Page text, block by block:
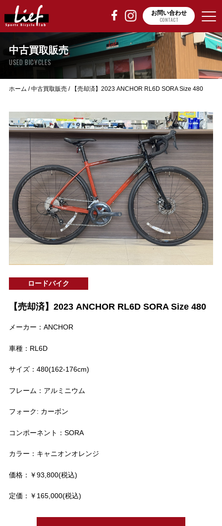
お問い合わせ
CONTACT
中古買取販売
USED BICYCLES
ホーム /中古買取販売/ 【売却済】2023 ANCHOR RL6D SORA Size 480
ロードバイク
【売却済】2023 ANCHOR RL6D SORA Size 480
メーカー：ANCHOR
車種：RL6D
サイズ：480(162-176cm)
フレーム：アルミニウム
フォーク: カーボン
コンポーネント：SORA
カラー：キャニオンオレンジ
価格：￥93,800(税込)
定価：￥165,000(税込)